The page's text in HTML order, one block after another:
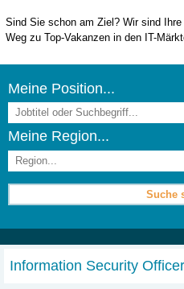
Sind Sie schon am Ziel? Wir sind
Weg zu Top-Vakanzen in den IT-
Meine Position...
Meine Region...
Information Security